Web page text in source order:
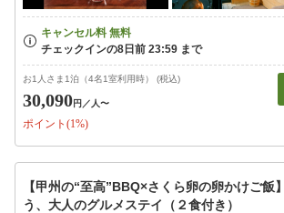
お1人さま1泊（4名1室利用時） (税込)
30,090円 ／人〜
ポイント(1%)
【甲州の“至高”BBQ×さくら卵の卵かけご飯
う、大人のグルメステイ（２食付き）